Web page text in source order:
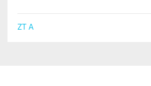
ZT A